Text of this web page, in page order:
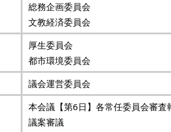
総務企画委員会
文教経済委員会
厚生委員会
都市環境委員会
議会運営委員会
本会議【第6日】各常任委員会審査
議案審議